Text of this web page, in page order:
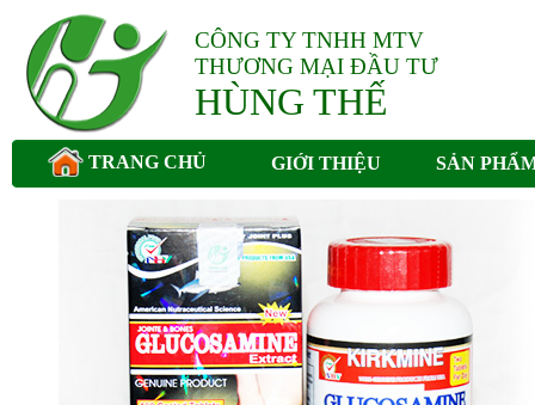
CÔNG TY TNHH MTV
THƯƠNG MẠI ĐẦU TƯ
HÙNG THẾ
TRANG CHỦ GIỚI THIỆU SẢN